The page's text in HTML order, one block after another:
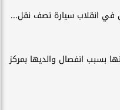
بسبب انفصال والديها بمركز